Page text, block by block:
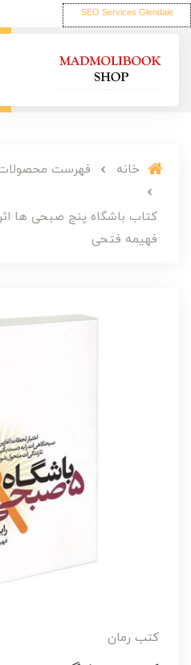
SEO Services Glendale
خانه فهرست
کتاب باشگاه پنج صبحی ها
فهیمه فتحی
کتب رمان